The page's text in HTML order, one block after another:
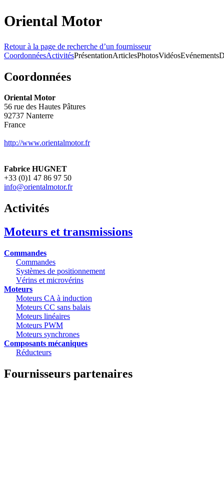
Oriental Motor
Retour à la page de recherche d’un fournisseur
CoordonnéesActivitésPrésentationArticlesPhotosVidéosEvénements
Coordonnées
Oriental Motor
56 rue des Hautes Pâtures
92737 Nanterre
France
http://www.orientalmotor.fr
Fabrice HUGNET
+33 (0)1 47 86 97 50
info@orientalmotor.fr
Activités
Moteurs et transmissions
Commandes
Commandes
Systèmes de positionnement
Vérins et microvérins
Moteurs
Moteurs CA à induction
Moteurs CC sans balais
Moteurs linéaires
Moteurs PWM
Moteurs synchrones
Composants mécaniques
Réducteurs
Fournisseurs partenaires